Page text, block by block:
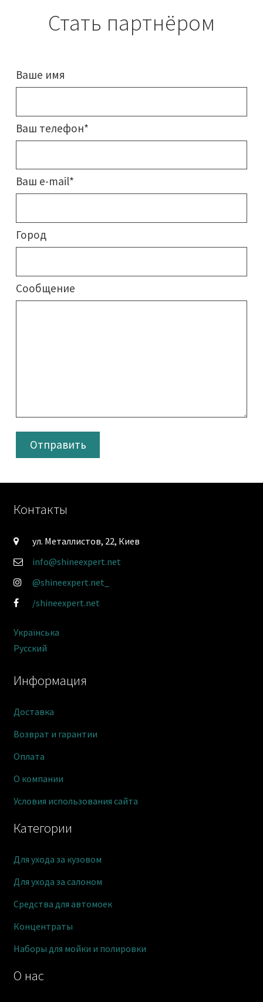
Стать партнёром
Ваше имя
Ваш телефон*
Ваш e-mail*
Город
Сообщение
О нас
Категории
Для ухода за кузовом
Для ухода за салоном
Средства для автомоек
Концентраты
Наборы для мойки и полировки
Информация
Доставка
Возврат и гарантии
Оплата
О компании
Условия использования сайта
Контакты
ул. Металлистов, 22, Киев
info@shineexpert.net
@shineexpert.net_
/shineexpert.net
Українська
Русский